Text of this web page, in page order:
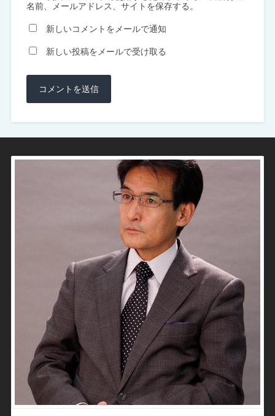
名前、メールアドレス、サイトを保存する。
新しいコメントをメールで通知
新しい投稿をメールで受け取る